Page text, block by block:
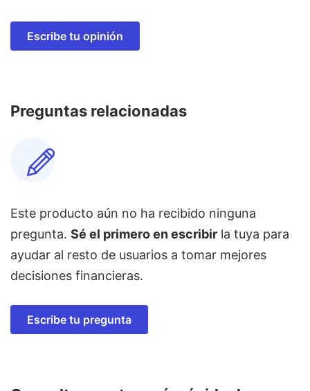
Escribe tu opinión
Preguntas relacionadas
Este producto aún no ha recibido ninguna
pregunta. Sé el primero en escribir la tuya para
ayudar al resto de usuarios a tomar mejores
decisiones financieras.
Escribe tu pregunta